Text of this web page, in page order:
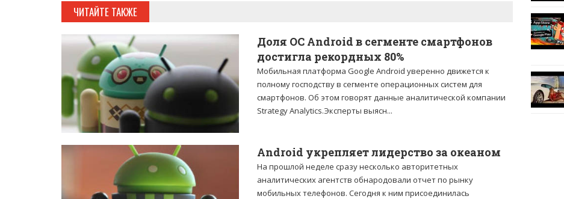
ЧИТАЙТЕ ТАКЖЕ
Доля ОС Android в сегменте смартфонов
достигла рекордных 80%
Мобильная платформа Google Android уверенно движется к
полному господству в сегменте операционных систем для
смартфонов. Об этом говорят данные аналитической компании
Strategy Analytics.Эксперты выясн...
Android укрепляет лидерство за океаном
На прошлой неделе сразу несколько авторитетных
аналитических агентств обнародовали отчет по рынку
мобильных телефонов. Сегодня к ним присоединилась